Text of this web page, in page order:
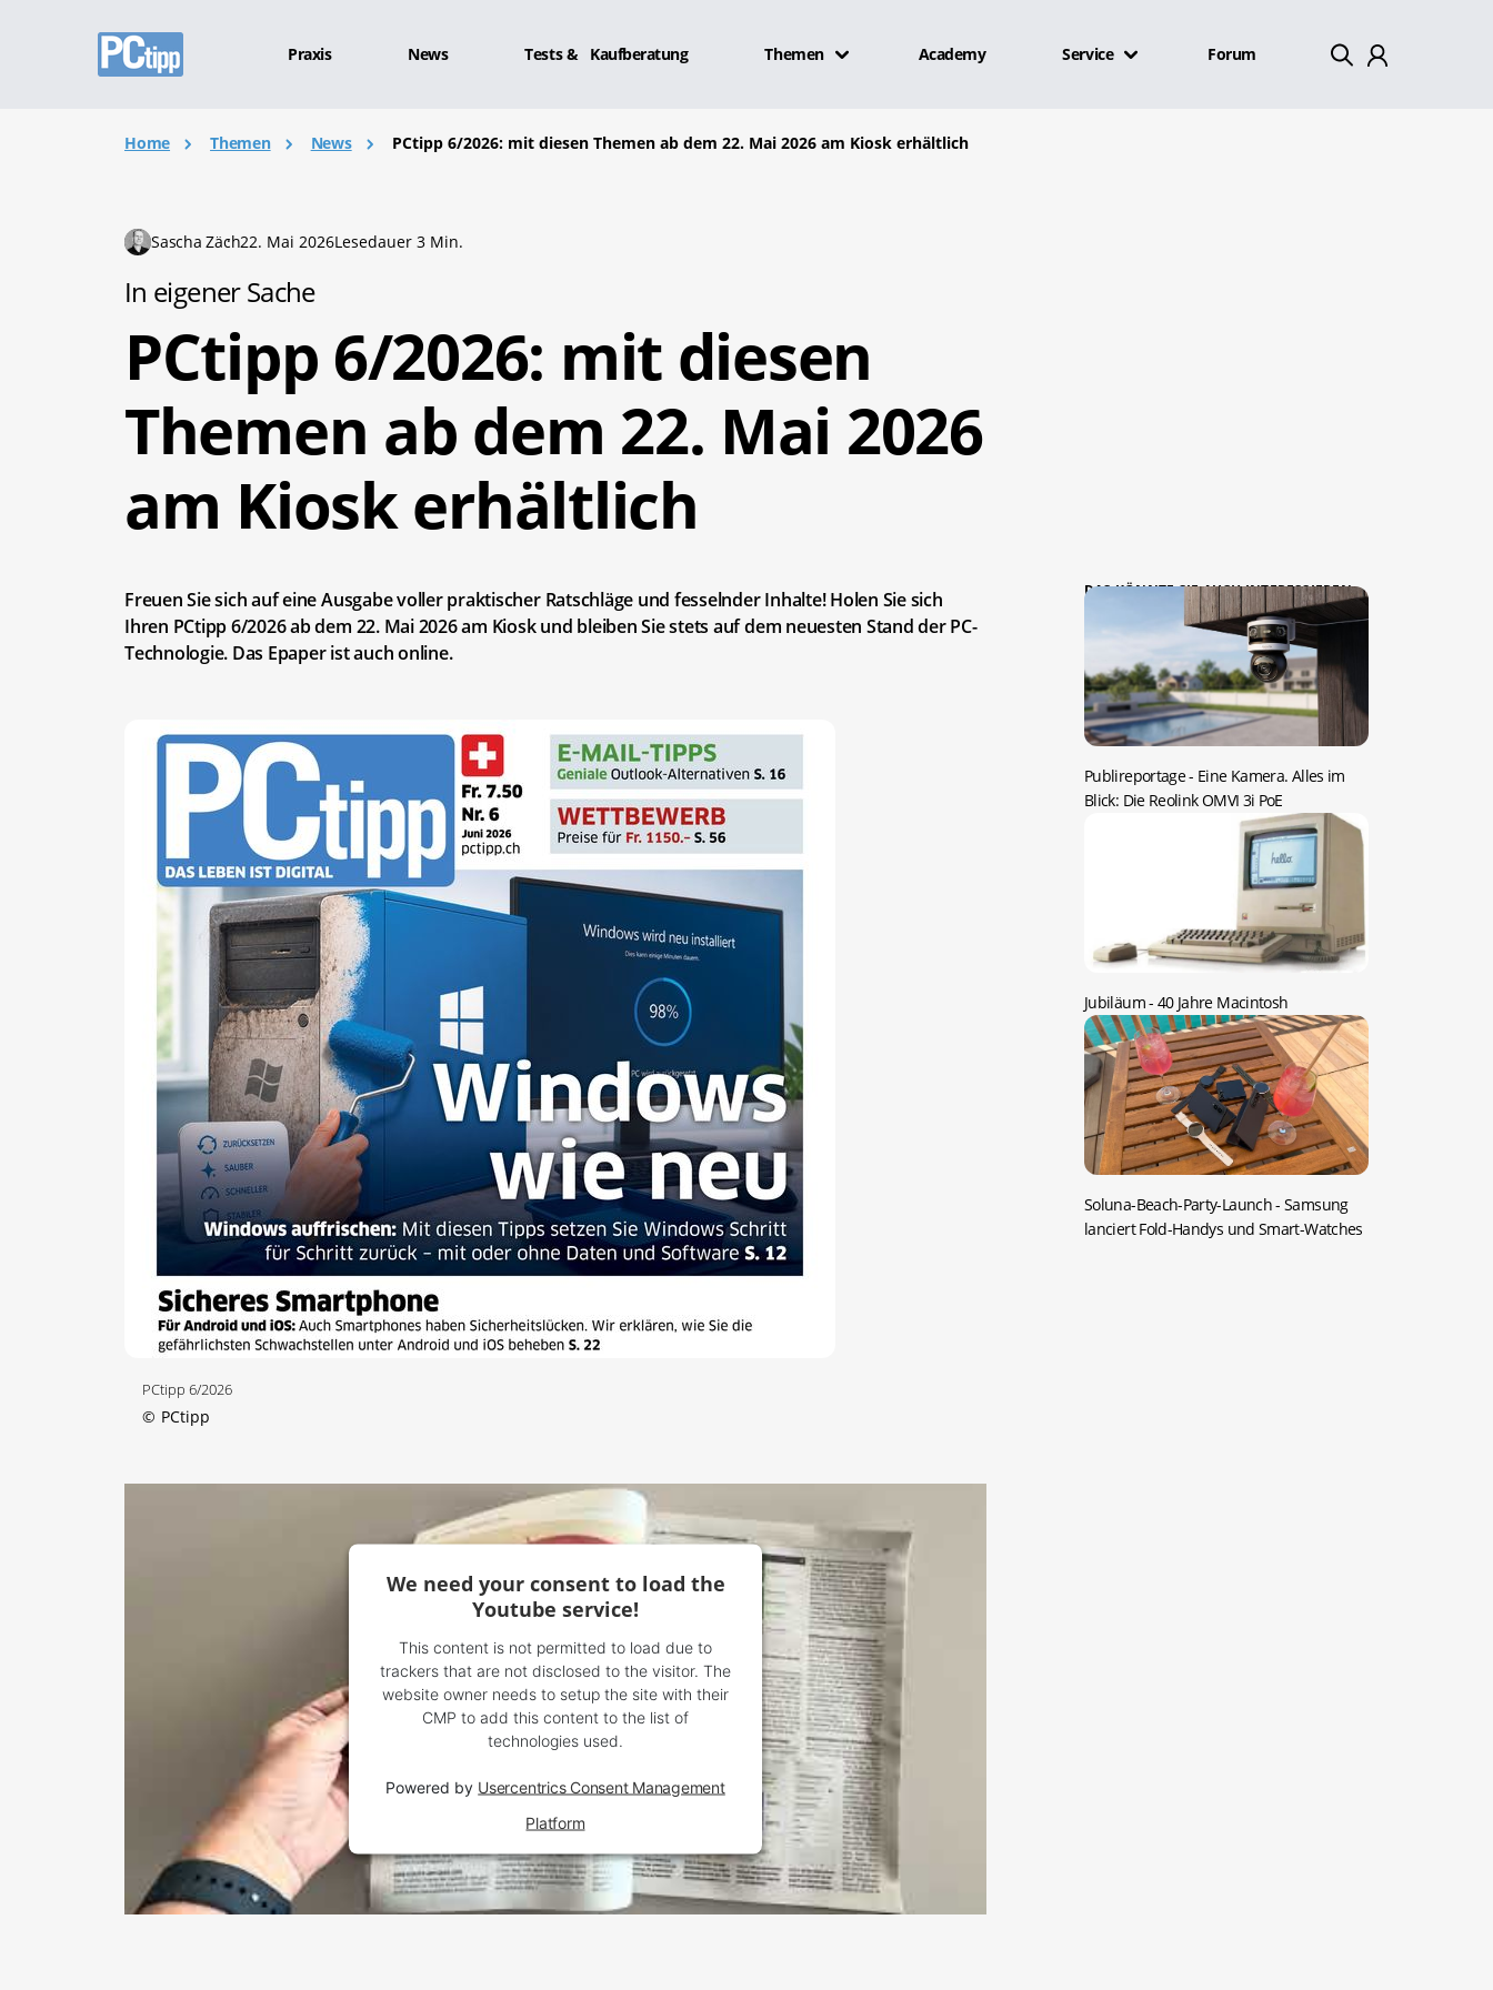
Praxis News Tests & Kaufberatung Themen Academy Service Forum
Home Themen News PCtipp 6/2026: mit diesen Themen ab dem 22. Mai 2026 am Kiosk erhältlich
Sascha Zäch22. Mai 2026Lesedauer 3 Min.
In eigener Sache
PCtipp 6/2026: mit diesen
Themen ab dem 22. Mai 2026
am Kiosk erhältlich
Freuen Sie sich auf eine Ausgabe voller praktischer Ratschläge und fesselnder Inhalte! Holen Sie sich
Ihren PCtipp 6/2026 ab dem 22. Mai 2026 am Kiosk und bleiben Sie stets auf dem neuesten Stand der PC-
Technologie. Das Epaper ist auch online.
PCtipp 6/2026
© PCtipp
We need your consent to load the
Youtube service!
This content is not permitted to load due to
trackers that are not disclosed to the visitor. The
website owner needs to setup the site with their
CMP to add this content to the list of
technologies used.
Powered by Usercentrics Consent Management
Platform
DAS KÖNNTE SIE AUCH INTERESSIEREN:
Publireportage - Eine Kamera. Alles im
Blick: Die Reolink OMVI 3i PoE
Jubiläum - 40 Jahre Macintosh
Soluna-Beach-Party-Launch -Samsung
lanciert Fold-Handys und Smart-Watches